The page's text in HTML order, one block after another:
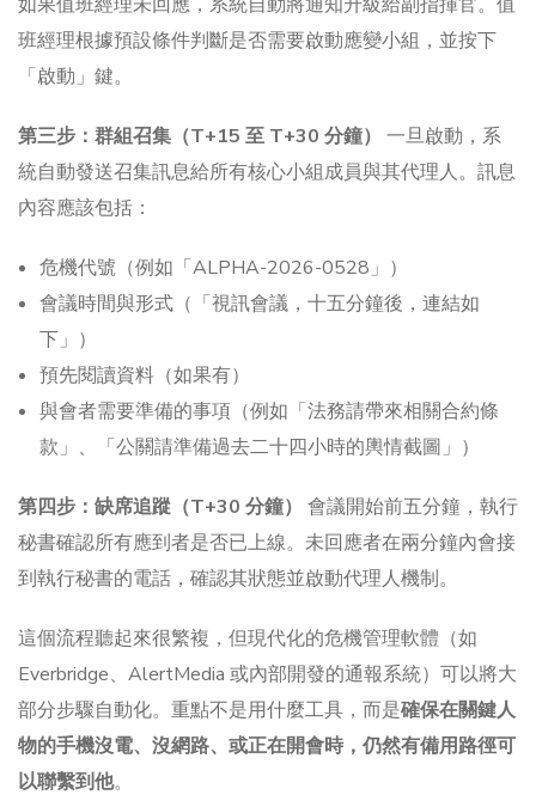
班經理根據預設條件判斷是否需要啟動應變小組，並按下
「啟動」鍵。
第三步：群組召集（T+15 至 T+30 分鐘） 一旦啟動，系
統自動發送召集訊息給所有核心小組成員與其代理人。訊息
內容應該包括：
危機代號（例如「ALPHA-2026-0528」）
會議時間與形式（「視訊會議，十五分鐘後，連結如
下」）
預先閱讀資料（如果有）
與會者需要準備的事項（例如「法務請帶來相關合約條
款」、「公關請準備過去二十四小時的輿情截圖」）
第四步：缺席追蹤（T+30 分鐘） 會議開始前五分鐘，執行
秘書確認所有應到者是否已上線。未回應者在兩分鐘內會接
到執行秘書的電話，確認其狀態並啟動代理人機制。
這個流程聽起來很繁複，但現代化的危機管理軟體（如
Everbridge、AlertMedia 或內部開發的通報系統）可以將大
部分步驟自動化。重點不是用什麼工具，而是確保在關鍵人
物的手機沒電、沒網路、或正在開會時，仍然有備用路徑可
以聯繫到他。